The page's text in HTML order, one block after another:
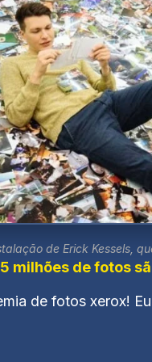
de Erick Kessels,
milhões de fotos
de fotos xerox!